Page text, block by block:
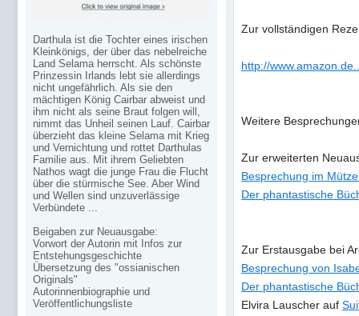
Zur vollständigen
http://
Weitere
Zur erweiterten
Besprechung im
Der phantastische
Zur Erstausgabe bei
Besprechung von
Der phantastische
Elvira Lauscher auf
Darthula ist die Tochter eines irischen
Kleinkönigs, der über das nebelreiche
Land Selama herrscht. Als schönste
Prinzessin Irlands lebt sie allerdings
nicht ungefährlich. Als sie den
mächtigen König Cairbar abweist und
ihm nicht als seine Braut folgen will,
nimmt das Unheil seinen Lauf. Cairbar
überzieht das kleine Selama mit Krieg
und Vernichtung und rottet Darthulas
Familie aus. Mit ihrem Geliebten
Nathos wagt die junge Frau die Flucht
über die stürmische See. Aber Wind
und Wellen sind unzuverlässige
Verbündete ...
Beigaben zur Neuausgabe:
Vorwort der Autorin mit Infos zur
Entstehungsgeschichte
Übersetzung des "ossianischen
Originals"
Autorinnenbiographie und
Veröffentlichungsliste